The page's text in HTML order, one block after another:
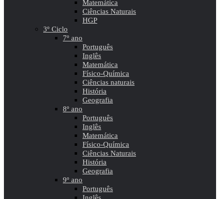
Matemática
Ciências Naturais
HGP
3º Ciclo
7º ano
Português
Inglês
Matemática
Físico-Química
Ciências naturais
História
Geografia
8º ano
Português
Inglês
Matemática
Físico-Química
Ciências Naturais
História
Geografia
9º ano
Português